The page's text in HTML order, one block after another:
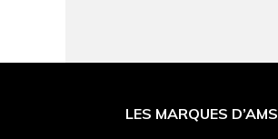
WIDGETLES MARQUES D’AMS